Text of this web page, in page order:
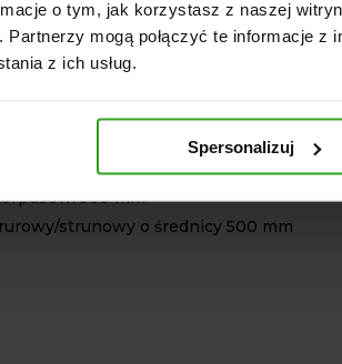
o tym, jak korzystasz z naszej
mogą połączyć te informacje z
z ich usług.
Spersonalizuj
możliwe jest dostosowanie
warunków glebowych i potrzeb
ramy: 900 mm
560 mm
rurowy/strunowy o średnicy 500 mm